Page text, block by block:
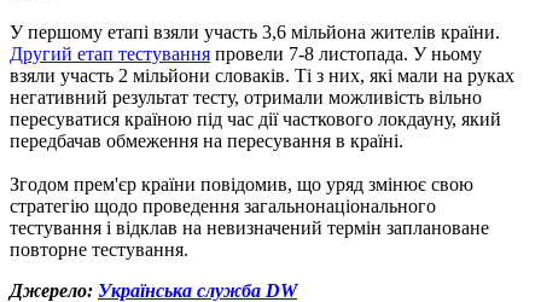
У першому етапі взяли участь 3,6 мільйона жителів країни.
Другий етап тестування провели 7-8 листопада. У ньому
взяли участь 2 мільйони словаків. Ті з них, які мали на руках
негативний результат тесту, отримали можливість вільно
пересуватися країною під час дії часткового локдауну, який
передбачав обмеження на пересування в країні.
Згодом прем'єр країни повідомив, що уряд змінює свою
стратегію щодо проведення загальнонаціонального
тестування і відклав на невизначений термін заплановане
повторне тестування.
Джерело: Українська служба DW